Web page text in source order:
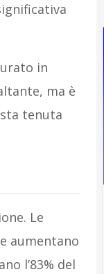
in
ma è
tenuta
Le
aumentano
l’83% del